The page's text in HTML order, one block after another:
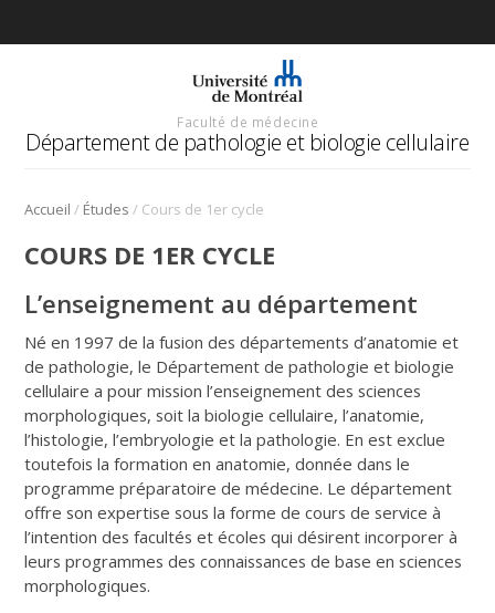
Faculté de médecine
Département de pathologie et biologie cellulaire
Accueil / Études / Cours de 1er cycle
COURS DE 1ER CYCLE
L’enseignement au département
Né en 1997 de la fusion des départements d’anatomie et
de pathologie, le Département de pathologie et biologie
cellulaire a pour mission l’enseignement des sciences
morphologiques, soit la biologie cellulaire, l’anatomie,
l’histologie, l’embryologie et la pathologie. En est exclue
toutefois la formation en anatomie, donnée dans le
programme préparatoire de médecine. Le département
offre son expertise sous la forme de cours de service à
l’intention des facultés et écoles qui désirent incorporer à
leurs programmes des connaissances de base en sciences
morphologiques.